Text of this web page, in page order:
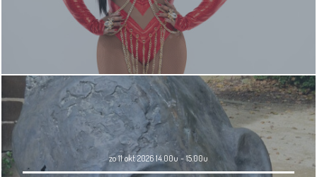
zo 11 okt 2026 14.00u - 15.00u